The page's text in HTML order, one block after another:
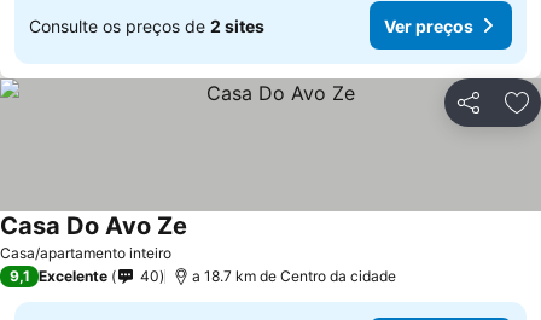
Consulte os preços de 2 sites Ver preços
Partilhar
Casa/apartamento inteiro
Casa Do Avo Ze
9,1 Excelente 40 a 18.7 km de Centro da cidade